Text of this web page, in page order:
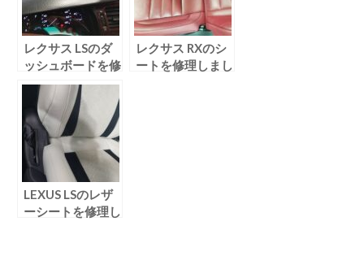
レクサス LSのダ
ッシュボードを修
理しました！
レクサス RXのシ
ートを修理しまし
LEXUS LSのレザ
ーシートを修理し